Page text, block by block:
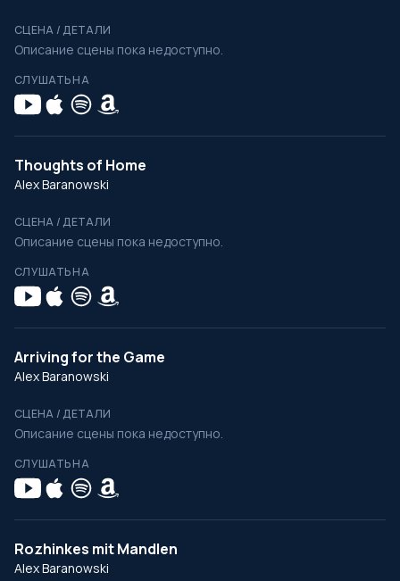
СЦЕНА / ДЕТАЛИ
Описание сцены пока недоступно.
СЛУШАТЬ НА
Thoughts of Home
Alex Baranowski
СЦЕНА / ДЕТАЛИ
Описание сцены пока недоступно.
СЛУШАТЬ НА
Arriving for the Game
Alex Baranowski
СЦЕНА / ДЕТАЛИ
Описание сцены пока недоступно.
СЛУШАТЬ НА
Rozhinkes mit Mandlen
Alex Baranowski